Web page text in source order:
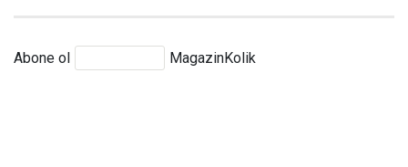
Abone ol MagazinKolik